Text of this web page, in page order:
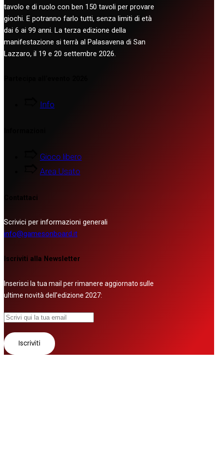
tavolo e di ruolo con ben 150 tavoli per provare
giochi. E potranno farlo tutti, senza limiti di età
dai 6 ai 99 anni. La terza edizione della
manifestazione si terrà al Palasavena di San
Lazzaro, il 19 e 20 settembre 2026.
Info
Gioco libero
Area Usato
Contattaci
Scrivici per informazioni generali
info@gamesonboard.it
Iscriviti alla Newsletter
Inserisci la tua mail per rimanere aggiornato sulle
ultime novità dell'edizione 2027: